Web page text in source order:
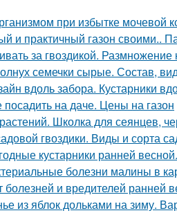
при избытке мочевой
и практичный газон своими..
за гвоздикой. Размножение
семечки сырые. Состав,
вдоль забора. Кустарники
посадить на даче. Цены на газон
Школка для сеянцев,
гвоздики. Виды и сорта
кустарники ранней
болезни малины в
болезней и вредителей ранней
из яблок дольками на зиму.